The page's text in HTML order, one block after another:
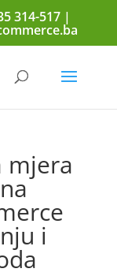
314-517 |
mjera
i